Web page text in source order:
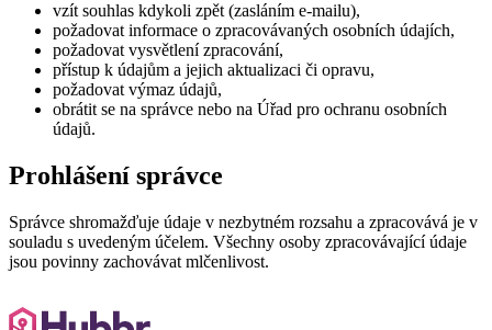
vzít souhlas kdykoli zpět (zasláním e-mailu),
požadovat informace o zpracovávaných osobních údajích,
požadovat vysvětlení zpracování,
přístup k údajům a jejich aktualizaci či opravu,
požadovat výmaz údajů,
obrátit se na správce nebo na Úřad pro ochranu osobních
údajů.
Prohlášení správce
Správce shromažďuje údaje v nezbytném rozsahu a zpracovává je v
souladu s uvedeným účelem. Všechny osoby zpracovávající údaje
jsou povinny zachovávat mlčenlivost.